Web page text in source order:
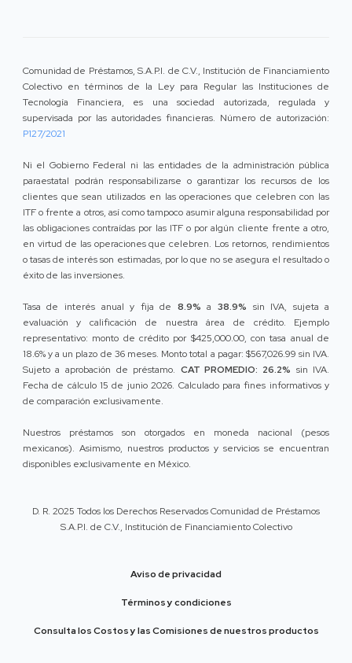
Comunidad de Préstamos, S.A.P.I. de C.V., Institución de Financiamiento
Colectivo en términos de la Ley para Regular las Instituciones de
Tecnología Financiera, es una sociedad autorizada, regulada y
supervisada por las autoridades financieras. Número de autorización:
P127/2021
Ni el Gobierno Federal ni las entidades de la administración pública
paraestatal podrán responsabilizarse o garantizar los recursos de los
clientes que sean utilizados en las operaciones que celebren con las
ITF o frente a otros, así como tampoco asumir alguna responsabilidad por
las obligaciones contraídas por las ITF o por algún cliente frente a otro,
en virtud de las operaciones que celebren. Los retornos, rendimientos
o tasas de interés son estimadas, por lo que no se asegura el resultado o
éxito de las inversiones.
Tasa de interés anual y fija de 8.9% a 38.9% sin IVA, sujeta a
evaluación y calificación de nuestra área de crédito. Ejemplo
representativo: monto de crédito por $425,000.00, con tasa anual de
18.6% y a un plazo de 36 meses. Monto total a pagar: $567,026.99 sin IVA.
Sujeto a aprobación de préstamo. CAT PROMEDIO: 26.2% sin IVA.
Fecha de cálculo 15 de junio 2026. Calculado para fines informativos y
de comparación exclusivamente.
Nuestros préstamos son otorgados en moneda nacional (pesos
mexicanos). Asimismo, nuestros productos y servicios se encuentran
disponibles exclusivamente en México.
D. R. 2025 Todos los Derechos Reservados Comunidad de Préstamos
S.A.P.I. de C.V., Institución de Financiamiento Colectivo
Aviso de privacidad
Términos y condiciones
Consulta los Costos y las Comisiones de nuestros productos